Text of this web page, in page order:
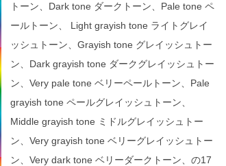
トーン、Dark tone ダークトーン、Pale tone ペ
ールトーン、 Light grayish tone ライトグレイ
ッシュトーン、Grayish tone グレイッシュトー
ン、Dark grayish tone ダークグレイッシュトー
ン、Very pale tone ベリーペールトーン、Pale
grayish tone ペールグレイッシュトーン、
Middle grayish tone ミドルグレイッシュトー
ン、Very grayish tone ベリーグレイッシュトー
ン、Very dark tone ベリーダークトーン、の17